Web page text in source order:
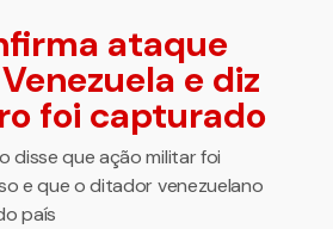
ataque
e diz
foi capturado
disse que ação militar foi
e que o ditador venezuelano
país